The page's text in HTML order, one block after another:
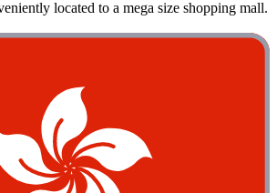
located to a mega size shopping mall.